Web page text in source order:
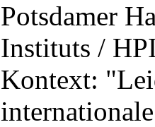
Potsdamer
Instituts /
Kontext: